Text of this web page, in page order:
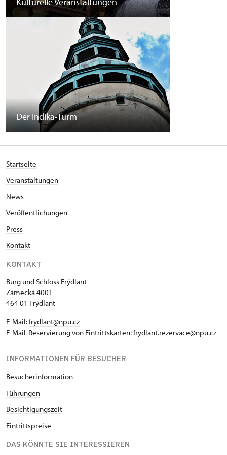
Der Indika-Turm
Startseite
Veranstaltungen
News
Veröffentlichungen
Press
Kontakt
KONTAKT
Burg und Schloss Frýdlant
Zámecká 4001
464 01 Frýdlant
E-Mail:frydlant@npu.cz
E-Mail-Reservierung von Eintrittskarten:frydlant.rezervace@npu.cz
INFORMATIONEN FÜR BESUCHER
Besucherinformation
Führungen
Besichtigungszeit
Eintrittspreise
DAS KÖNNTE SIE INTERESSIEREN